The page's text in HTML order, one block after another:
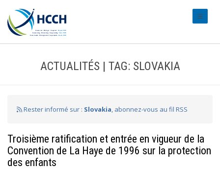
ACTUALITÉS | TAG: SLOVAKIA
Rester informé sur : Slovakia, abonnez-vous au fil RSS
Troisième ratification et entrée en vigueur de la
Convention de La Haye de 1996 sur la protection
des enfants